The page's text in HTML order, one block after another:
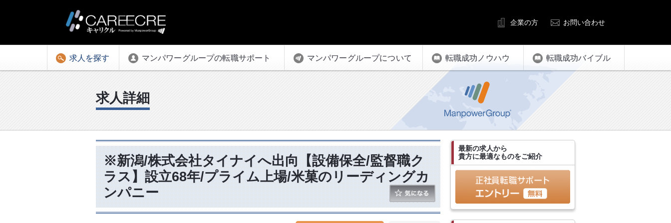
企業の方 お問い合わせ
求人を探す マンパワーグループの転職サポート マンパワーグループについて 転職成功ノウハウ 転職成功バイブル
求人詳細
※新潟/株式会社タイナイへ出向【設備保全/監督職ク
ラス】設立68年/プライム上場/米菓のリーディングカ
ンパニー
最新の求人から
貴方に最適なものをご紹介